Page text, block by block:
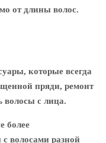
от длины волос.
которые всегда
пряди, ремонт
волосы с лица.
более
волосами разной